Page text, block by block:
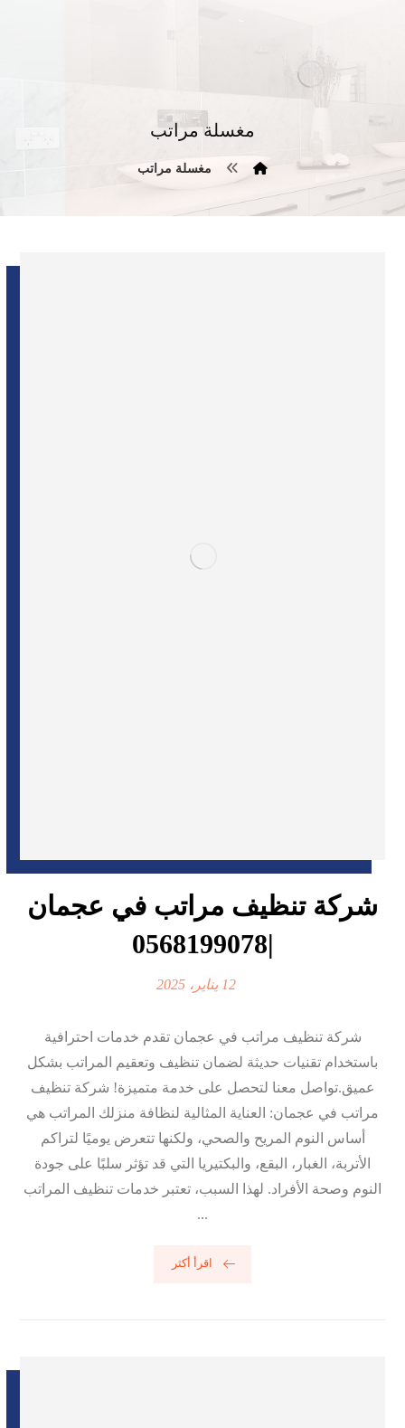
مغسلة مراتب
مغسلة مراتب
شركة تنظيف مراتب في عجمان
|0568199078
12 يناير، 2025
شركة تنظيف مراتب في عجمان تقدم خدمات احترافية
باستخدام تقنيات حديثة لضمان تنظيف وتعقيم المراتب بشكل
عميق.تواصل معنا لتحصل على خدمة متميزة! شركة تنظيف
مراتب في عجمان: العناية المثالية لنظافة منزلك المراتب هي
أساس النوم المريح والصحي، ولكنها تتعرض يوميًا لتراكم
الأتربة، الغبار، البقع، والبكتيريا التي قد تؤثر سلبًا على جودة
النوم وصحة الأفراد. لهذا السبب، تعتبر خدمات تنظيف المراتب
...
اقرأ أكثر